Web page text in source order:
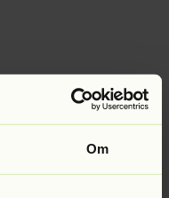
Om